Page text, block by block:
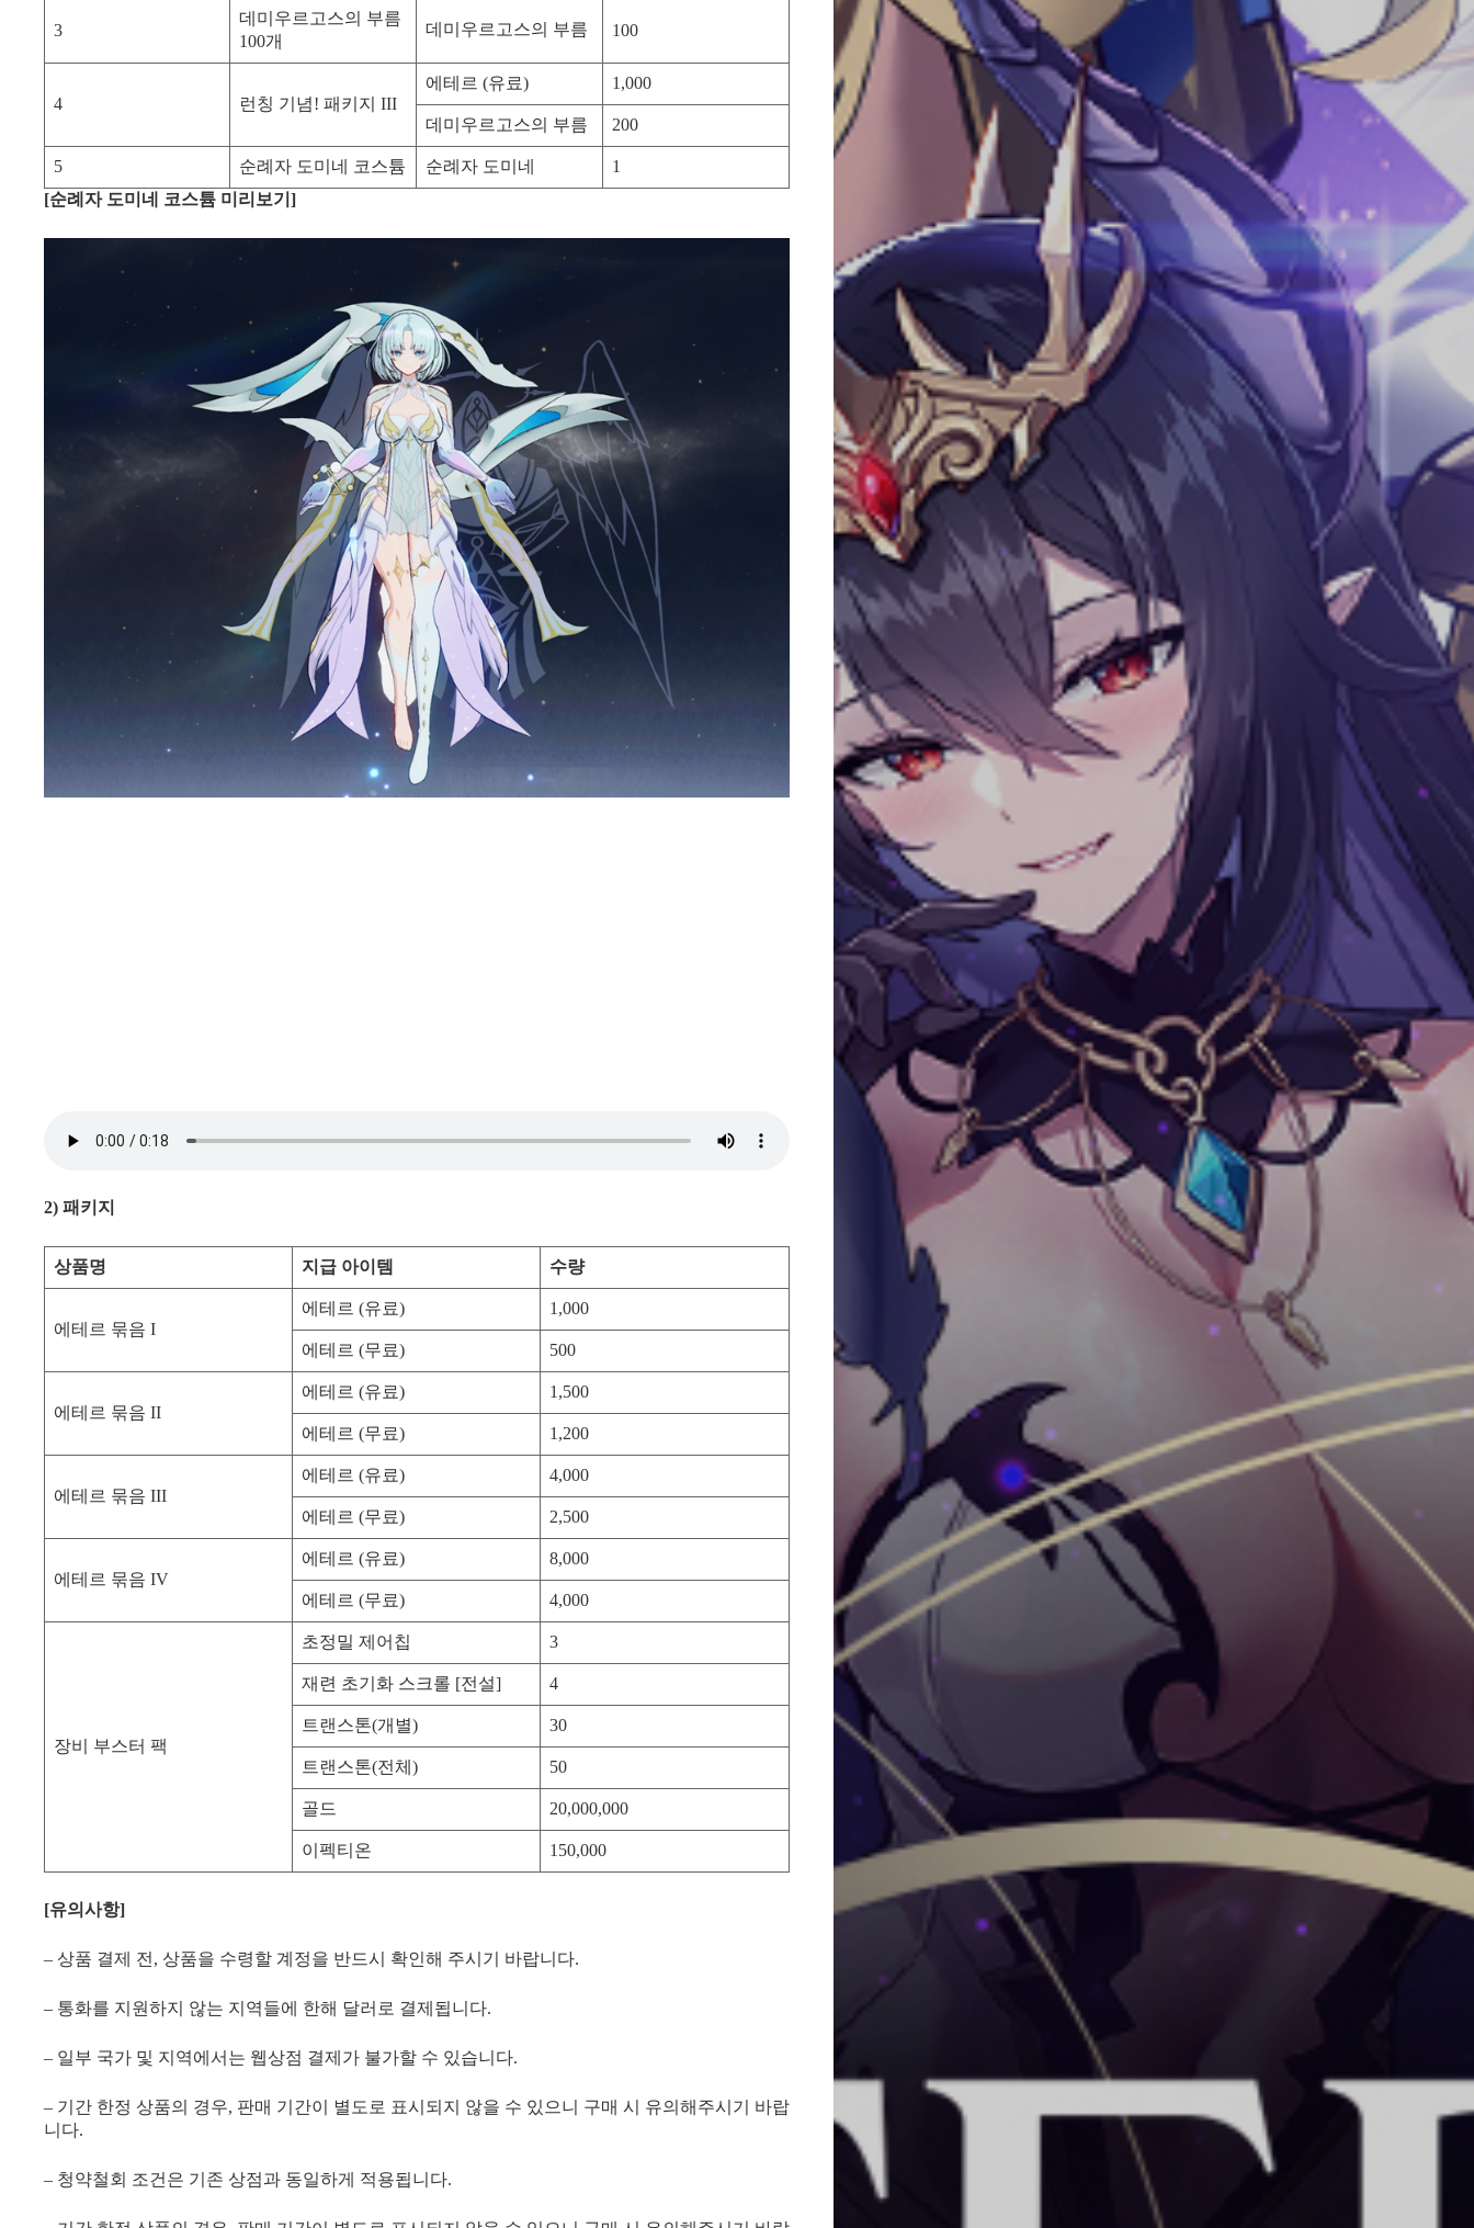
3
데미우르고스의 부름
100개
데미우르고스의 부름 100
4 런칭 기념! 패키지 III
에테르 (유료) 1,000
데미우르고스의 부름 200
5 순례자 도미네 코스튬 순례자 도미네
1
[순례자 도미네 코스튬 미리보기]
2) 패키지
상품명 지급 아이템 수량
에테르 묶음 I
에테르 (유료) 1,000
에테르 (무료) 500
에테르 묶음 II
에테르 (유료) 1,500
에테르 (무료) 1,200
에테르 묶음 III
에테르 (유료) 4,000
에테르 (무료) 2,500
에테르 묶음 IV
에테르 (유료) 8,000
에테르 (무료) 4,000
장비 부스터 팩
초정밀 제어칩 3
재련 초기화 스크롤 [전설] 4
트랜스톤(개별) 30
트랜스톤(전체) 50
골드 20,000,000
이펙티온 150,000
[유의사항]
– 상품 결제 전, 상품을 수령할 계정을 반드시 확인해 주시기 바랍니다.
– 통화를 지원하지 않는 지역들에 한해 달러로 결제됩니다.
– 일부 국가 및 지역에서는 웹상점 결제가 불가할 수 있습니다.
– 기간 한정 상품의 경우, 판매 기간이 별도로 표시되지 않을 수 있으니 구매 시 유의해주시기 바랍
니다.
– 청약철회 조건은 기존 상점과 동일하게 적용됩니다.